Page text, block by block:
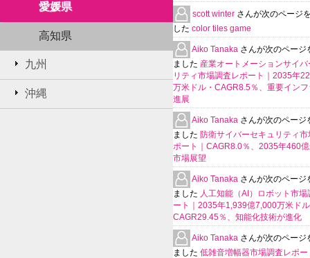
愛媛県
高知県
九州
沖縄
scott winter さんが次のページ
した color tiles game
Aiko Tanaka さんが次のページ
ました 産業オートメーションサイ
リティ市場調査レポート｜2035年
万米ドル・CAGR8.5％、重要イン
進展
Aiko Tanaka さんが次のページ
ました 防衛サイバーセキュリティ
ポート｜CAGR8.0％、2035年460
市場展望
Aiko Tanaka さんが次のページ
ました 人工知能（AI）ロボット市場
ート｜2035年1,939億7,000万米ド
CAGR29.45％、知能化技術が進化
Aiko Tanaka さんが次のページ
ました 低雑音増幅器市場調査レポー